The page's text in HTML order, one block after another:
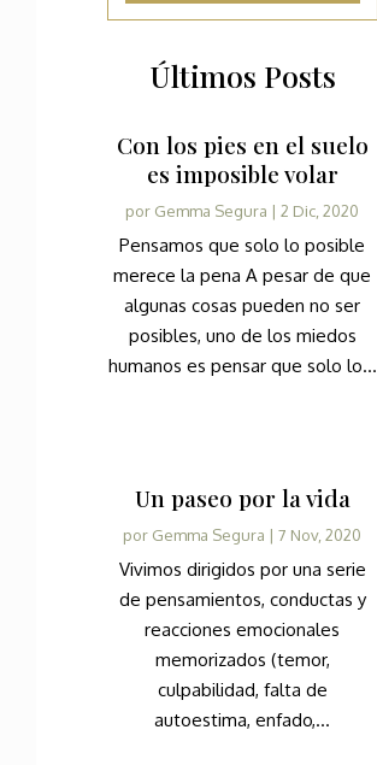
Últimos Posts
Con los pies en el suelo
es imposible volar
por Gemma Segura |2 Dic, 2020
Pensamos que solo lo posible
merece la pena A pesar de que
algunas cosas pueden no ser
posibles, uno de los miedos
humanos es pensar que solo lo...
Un paseo por la vida
por Gemma Segura |7 Nov, 2020
Vivimos dirigidos por una serie
de pensamientos, conductas y
reacciones emocionales
memorizados (temor,
culpabilidad, falta de
autoestima, enfado,...